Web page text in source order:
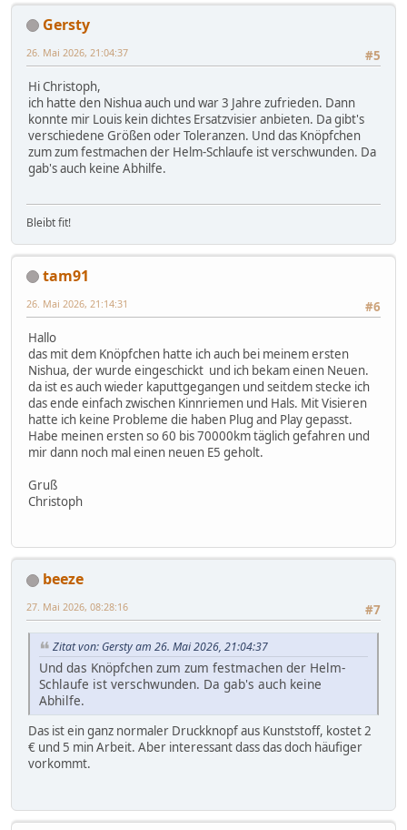
Gersty
#5
26. Mai 2026, 21:04:37
Hi Christoph,
ich hatte den Nishua auch und war 3 Jahre zufrieden. Dann
konnte mir Louis kein dichtes Ersatzvisier anbieten. Da gibt's
verschiedene Größen oder Toleranzen. Und das Knöpfchen
zum zum festmachen der Helm-Schlaufe ist verschwunden. Da
gab's auch keine Abhilfe.
Bleibt fit!
tam91
#6
26. Mai 2026, 21:14:31
Hallo
das mit dem Knöpfchen hatte ich auch bei meinem ersten
Nishua, der wurde eingeschickt und ich bekam einen Neuen.
da ist es auch wieder kaputtgegangen und seitdem stecke ich
das ende einfach zwischen Kinnriemen und Hals. Mit Visieren
hatte ich keine Probleme die haben Plug and Play gepasst.
Habe meinen ersten so 60 bis 70000km täglich gefahren und
mir dann noch mal einen neuen E5 geholt.
Gruß
Christoph
beeze
#7
27. Mai 2026, 08:28:16
Zitat von: Gersty am 26. Mai 2026, 21:04:37
Und das Knöpfchen zum zum festmachen der Helm-
Schlaufe ist verschwunden. Da gab's auch keine
Abhilfe.
Das ist ein ganz normaler Druckknopf aus Kunststoff, kostet 2
€ und 5 min Arbeit. Aber interessant dass das doch häufiger
vorkommt.